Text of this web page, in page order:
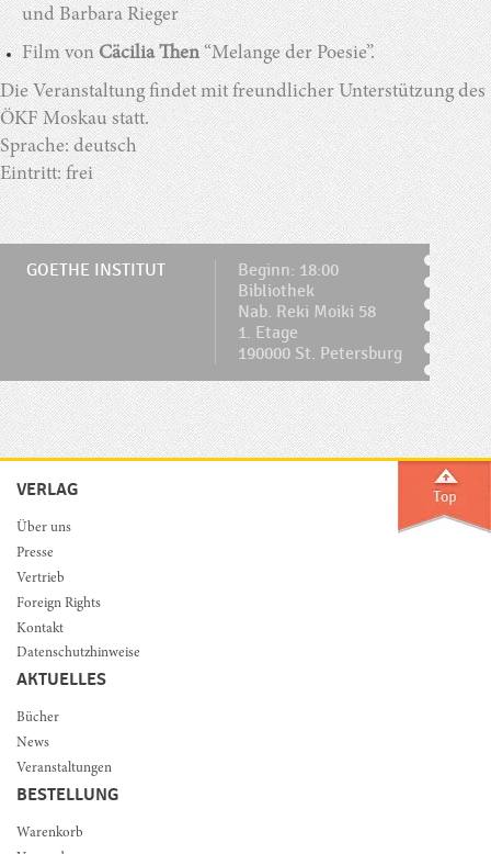
und Barbara Rieger
Film vonCäcilia Then“Melange der Poesie”.
Die Veranstaltung findet mit freundlicher Unterstützung des
ÖKF Moskau statt.
Sprache: deutsch
Eintritt: frei
GOETHE INSTITUT
Beginn: 18:00
Bibliothek
Nab. Reki Moiki 58
1. Etage
190000 St. Petersburg
VERLAG
Über uns
Presse
Vertrieb
Foreign Rights
Kontakt
Datenschutzhinweise
AKTUELLES
Bücher
News
Veranstaltungen
BESTELLUNG
Warenkorb